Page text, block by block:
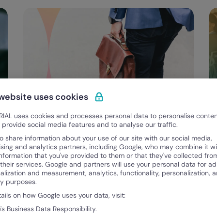
Categorie
Risorse Umane
Si possono avere due contratti di lavoro
contemporaneamente? Cosa dice la
legge
Federica Petrucci
16 Marzo, 2026
I
uses cookies
uses cookies and processes personal data to personalise
provide social media features and to analyse our traffic.
share information about your use of our site with our social media,
and analytics partners, including Google, who may combine it
that you've provided to them or that they've collected
services. Google and partners will use your personal data for ad
and measurement, analytics, functionality, personalization,
purposes.
on how Google uses your data, visit:
Business Data Responsibility.